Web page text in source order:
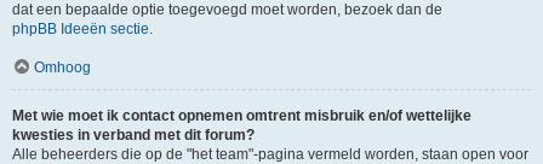
dat een bepaalde optie toegevoegd moet worden, bezoek dan de
phpBB Ideeën sectie.
Omhoog
Met wie moet ik contact opnemen omtrent misbruik en/of wettelijke
kwesties in verband met dit forum?
Alle beheerders die op de "het team"-pagina vermeld worden, staan open voor